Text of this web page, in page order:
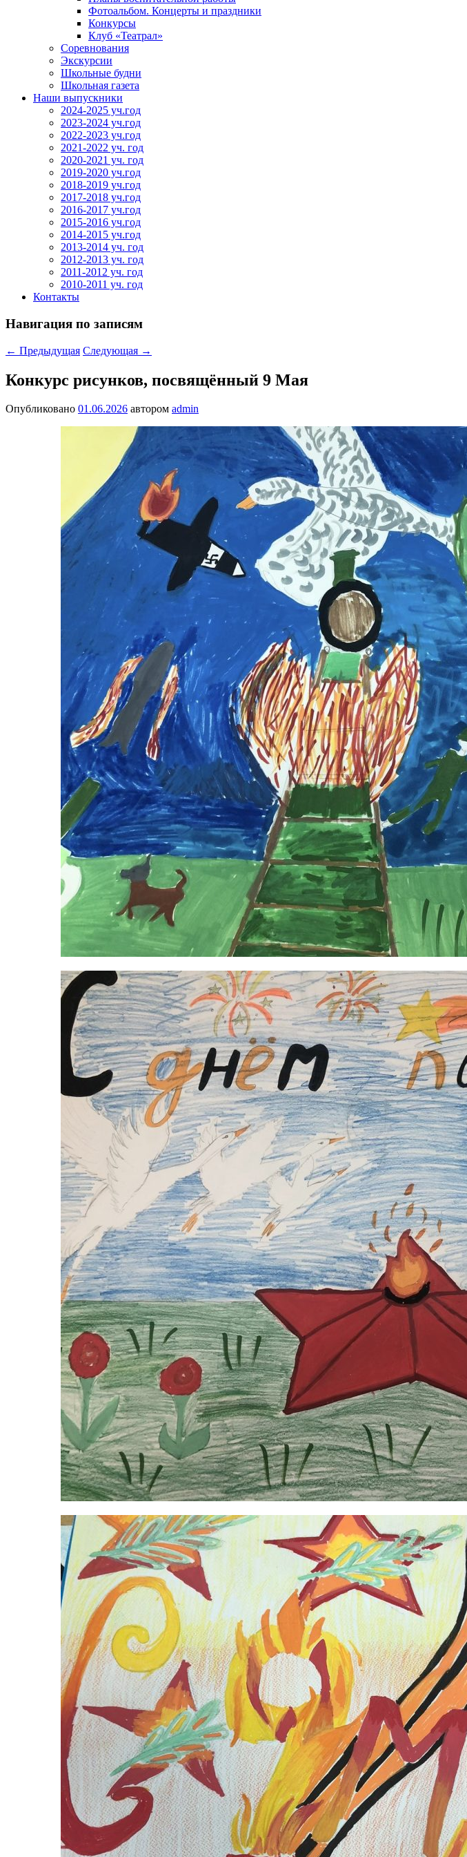
Фотоальбом. Концерты и праздники
Конкурсы
Клуб «Театрал»
Соревнования
Экскурсии
Школьные будни
Школьная газета
Наши выпускники
2024-2025 уч.год
2023-2024 уч.год
2022-2023 уч.год
2021-2022 уч. год
2020-2021 уч. год
2019-2020 уч.год
2018-2019 уч.год
2017-2018 уч.год
2016-2017 уч.год
2015-2016 уч.год
2014-2015 уч.год
2013-2014 уч. год
2012-2013 уч. год
2011-2012 уч. год
2010-2011 уч. год
Контакты
Навигация по записям
← Предыдущая Следующая →
Конкурс рисунков, посвящённый 9 Мая
Опубликовано 01.06.2026 автором admin